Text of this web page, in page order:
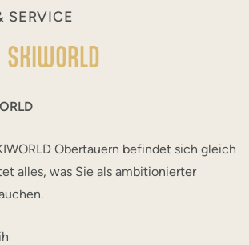
SERVICE
Obertauern befindet sich gleich
alles, was Sie als ambitionierter